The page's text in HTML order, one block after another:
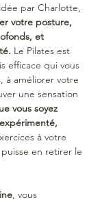
par Charlotte,
votre posture,
et
Le Pilates est
efficace qui vous
à améliorer votre
une sensation
vous soyez
à votre
en retirer le
, vous